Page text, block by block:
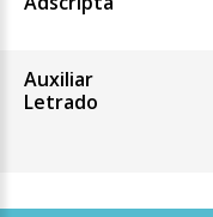
Auxiliar
Letrado